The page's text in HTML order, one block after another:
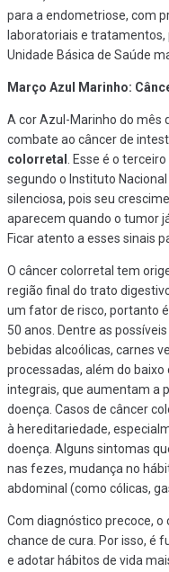
para a endometriose, com
laboratoriais e tratamentos,
Unidade Básica de Saúde
Março Azul Marinho:
A cor Azul-Marinho do mês
combate ao câncer de
colorretal
. Esse é o
segundo o Instituto
silenciosa, pois seu
aparecem quando o tumor
Ficar atento a esses sinais
O câncer colorretal tem
região final do trato
um fator de risco, portanto
50 anos. Dentre as
bebidas alcoólicas, carnes
processadas, além do
integrais, que aumentam a
doença. Casos de câncer
à hereditariedade,
doença. Alguns sintomas
nas fezes, mudança no
abdominal (como cólicas,
Com diagnóstico precoce,
chance de cura. Por isso, é
e adotar hábitos de vida